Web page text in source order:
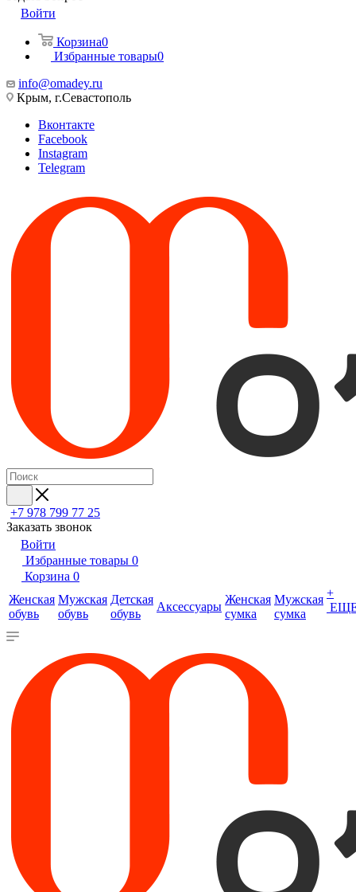
Войти
Корзина0
Избранные товары0
info@omadey.ru
Крым, г.Севастополь
Вконтакте
Facebook
Instagram
Telegram
+7 978 799 77 25
Заказать звонок
Войти
Избранные товары 0
Корзина 0
Женская
обувь
Мужская
обувь
Детская
обувь
Аксессуары
Женская
сумка
Мужская
сумка
+